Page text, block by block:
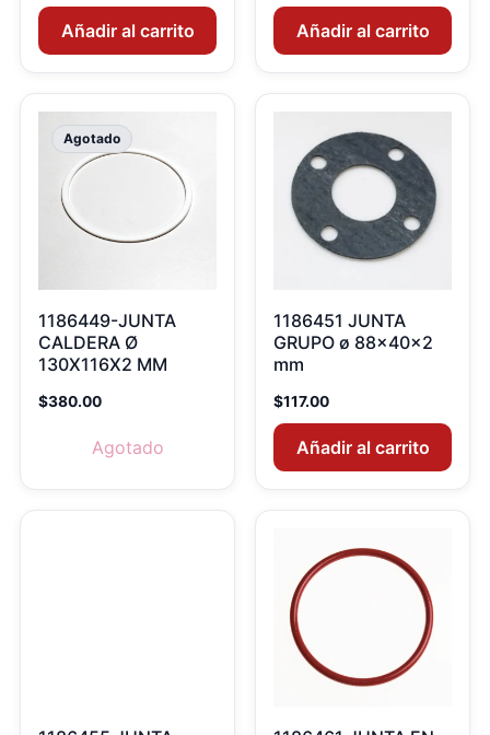
Añadir al carrito Añadir al carrito
Agotado
1186449-JUNTA
CALDERA Ø
130X116X2 MM
$380.00
Agotado
1186451 JUNTA
GRUPO ø 88x40x2
mm
$117.00
Añadir al carrito